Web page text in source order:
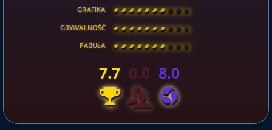
GRAFIKA [ \ \ \ \ \ \ \ \ ]
GRYWALNOŚĆ [ \ \ \ \ \ \ \ \ ]
FABUŁA [ \ \ \ \ \ \ \ \ ]
7.7 0.0 8.0